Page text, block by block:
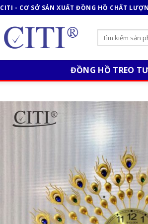
CITI - CƠ SỞ SẢN XUẤT ĐỒNG HỒ CHẤT
ĐỒNG HỒ TREO